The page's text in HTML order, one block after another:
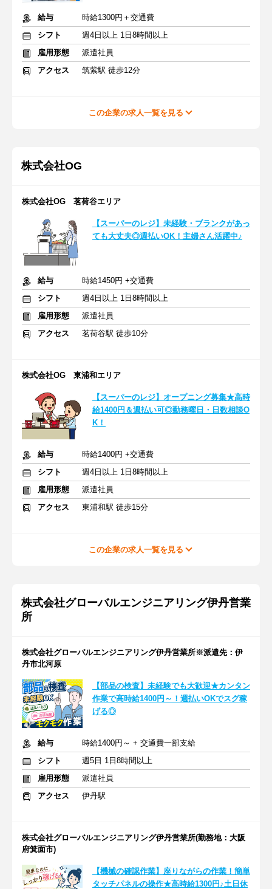
給与
時給1300円＋交通費
シフト
週4日以上 1日8時間以上
雇用形態
派遣社員
アクセス
筑紫駅 徒歩12分
この企業の求人一覧を見る
株式会社OG
株式会社OG 茗荷谷エリア
【スーパーのレジ】未経験・ブランクがあっ
ても大丈夫◎週払いOK！主婦さん活躍中♪
給与
時給1450円 +交通費
シフト
週4日以上 1日8時間以上
雇用形態
派遣社員
アクセス
茗荷谷駅 徒歩10分
株式会社OG 東浦和エリア
【スーパーのレジ】オープニング募集★高時
給1400円＆週払い可◎勤務曜日・日数相談O
K！
給与
時給1400円 +交通費
シフト
週4日以上 1日8時間以上
雇用形態
派遣社員
アクセス
東浦和駅 徒歩15分
この企業の求人一覧を見る
株式会社グローバルエンジニアリング伊丹営業
所
株式会社グローバルエンジニアリング伊丹営業所※派遣先：伊
丹市北河原
【部品の検査】未経験でも大歓迎★カンタン
作業で高時給1400円～！週払いOKでスグ稼
げる◎
給与
時給1400円～ + 交通費一部支給
シフト
週5日 1日8時間以上
雇用形態
派遣社員
アクセス
伊丹駅
株式会社グローバルエンジニアリング伊丹営業所(勤務地：大阪
府箕面市)
【機械の確認作業】座りながらの作業！簡単
タッチパネルの操作★高時給1300円♪土日休